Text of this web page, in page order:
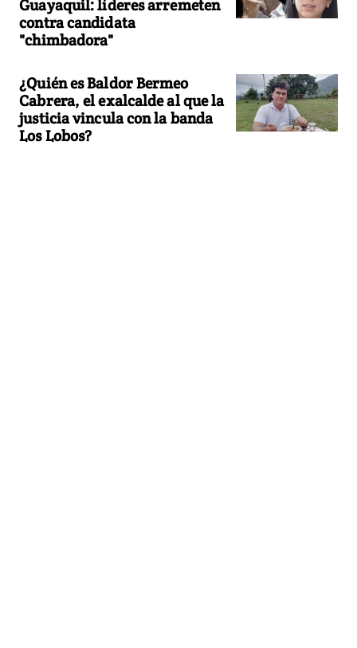
Guayaquil: líderes arremeten
contra candidata
"chimbadora"
¿Quién es Baldor Bermeo
Cabrera, el exalcalde al que la
justicia vincula con la banda
Los Lobos?